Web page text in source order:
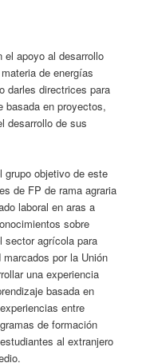
el apoyo al desarrollo
de energías
darles directrices para
basada en proyectos,
desarrollo de sus
grupo objetivo de este
de FP de rama agraria
laboral en aras a
sobre
sector agrícola para
por la Unión
una experiencia
basada en
entre
de formación
al extranjero